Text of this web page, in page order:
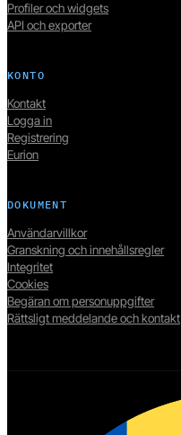
Profiler och widgets
API och exporter
KONTO
Kontakt
Logga in
Registrering
Eurion
DOKUMENT
Användarvillkor
Granskning och innehållsregler
Integritet
Cookies
Begäran om personuppgifter
Rättsligt meddelande och kontakt